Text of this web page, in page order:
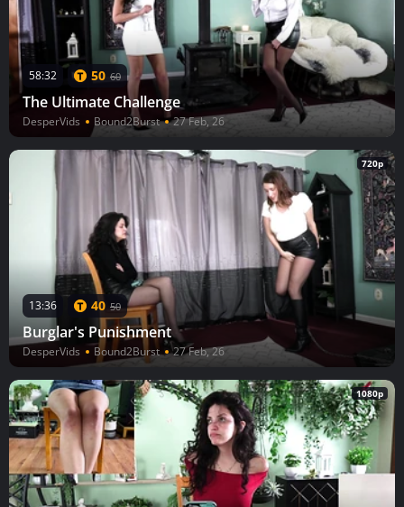
58:32 50 60
The Ultimate Challenge
DesperVids Bound2Burst 27 Feb, 26
720p
13:36 40 50
Burglar's Punishment
DesperVids Bound2Burst 27 Feb, 26
1080p